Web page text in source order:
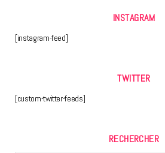
INSTAGRAM
[instagram-feed]
TWITTER
[custom-twitter-feeds]
RECHERCHER